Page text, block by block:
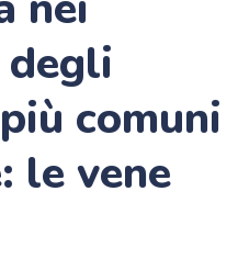
comuni
le vene